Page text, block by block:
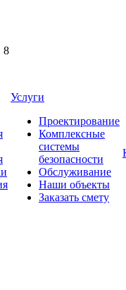
8
Услуги
Проектирование
Комплексные
системы
безопасности
Обслуживание
Наши объекты
Заказать смету